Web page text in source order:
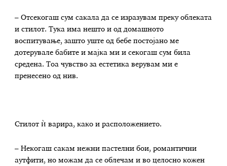
– Отсекогаш сум сакала да се изразувам преку облеката
и стилот. Тука има нешто и од домашното
воспитување, зашто уште од бебе постојано ме
дотерувале бабите и мајка ми и секогаш сум била
средена. Тоа чувство за естетика верувам ми е
пренесено од нив.
Стилот ѝ варира, како и расположението.
– Некогаш сакам нежни пастелни бои, романтични
аутфити, но можам да се облечам и во целосно кожен